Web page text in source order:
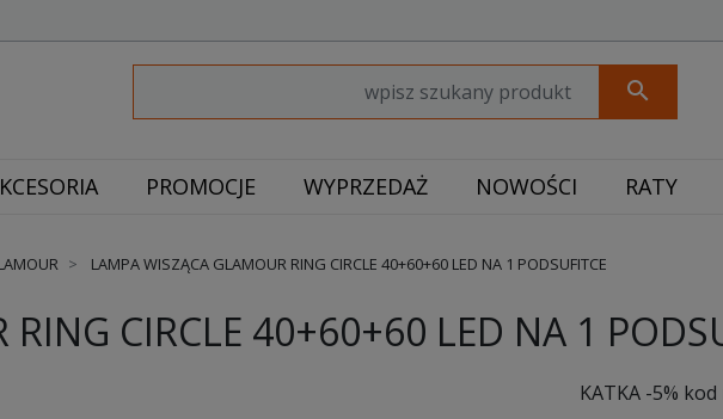
search
PROMOCJE WYPRZEDAŻ NOWOŚCI RATY
LAMPA WISZĄCA GLAMOUR RING CIRCLE 40+60+60 LED NA 1 PODSUFITCE
CIRCLE 40+60+60 LED NA 1
KATKA -5%